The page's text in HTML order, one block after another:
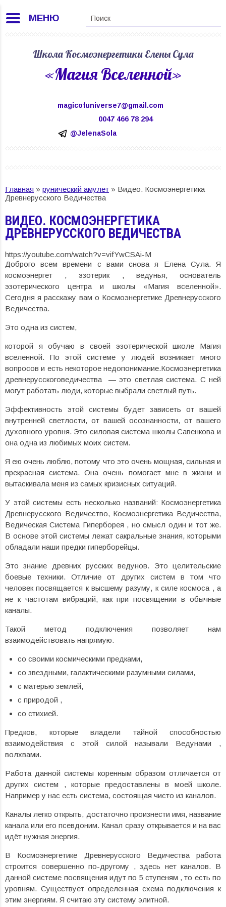
МЕНЮ
Школа Космоэнергетики Елены Сула
«Магия Вселенной»
magicofuniverse7@gmail.com
0047 466 78 294
@JelenaSola
Главная » рунический амулет » Видео. Космоэнергетика
Древнерусского Ведичества
ВИДЕО. КОСМОЭНЕРГЕТИКА
ДРЕВНЕРУССКОГО ВЕДИЧЕСТВА
https://youtube.com/watch?v=vifYwCSAi-M
Доброго всем времени с вами снова я Елена Сула. Я
космоэнергет , эзотерик , ведунья, основатель
эзотерического центра и школы «Магия вселенной».
Сегодня я расскажу вам о Космоэнергетике Древнерусского
Ведичества.
Это одна из систем,
которой я обучаю в своей эзотерической школе Магия
вселенной. По этой системе у людей возникает много
вопросов и есть некоторое недопонимание.Космоэнергетика
древнерусскоговедичества — это светлая система. С ней
могут работать люди, которые выбрали светлый путь.
Эффективность этой системы будет зависеть от вашей
внутренней светлости, от вашей осознанности, от вашего
духовного уровня. Это силовая система школы Савенкова и
она одна из любимых моих систем.
Я ею очень люблю, потому что это очень мощная, сильная и
прекрасная система. Она очень помогает мне в жизни и
вытаскивала меня из самых кризисных ситуаций.
У этой системы есть несколько названий: Космоэнергетика
Древнерусского Ведичество, Космоэнергетика Ведичества,
Ведическая Система Гиперборея , но смысл один и тот же.
В основе этой системы лежат сакральные знания, которыми
обладали наши предки гиперборейцы.
Это знание древних русских ведунов. Это целительские
боевые техники. Отличие от других систем в том что
человек посвящается к высшему разуму, к силе космоса , а
не к частотам вибраций, как при посвящении в обычные
каналы.
Такой метод подключения позволяет нам
взаимодействовать напрямую:
со своими космическими предками,
со звездными, галактическими разумными силами,
с матерью землей,
с природой ,
со стихией.
Предков, которые владели тайной способностью
взаимодействия с этой силой называли Ведунами ,
волхвами.
Работа данной системы коренным образом отличается от
других систем , которые предоставлены в моей школе.
Например у нас есть система, состоящая чисто из каналов.
Каналы легко открыть, достаточно произнести имя, название
канала или его псевдоним. Канал сразу открывается и на вас
идёт нужная энергия.
В Космоэнергетике Древнерусского Ведичества работа
строится совершенно по-другому , здесь нет каналов. В
данной системе посвящения идут по 5 ступеням , то есть по
уровням. Существует определенная схема подключения к
этим энергиям. Я считаю эту систему элитной.